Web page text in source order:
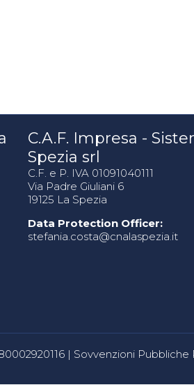
C.A.F. Impresa -
Spezia srl
C.F. e P. IVA 01091040111
Via Padre Giuliani 6
19125 La Spezia
Data Protection Officer:
stefania.costa@cnalaspezia.it
| Sovvenzioni